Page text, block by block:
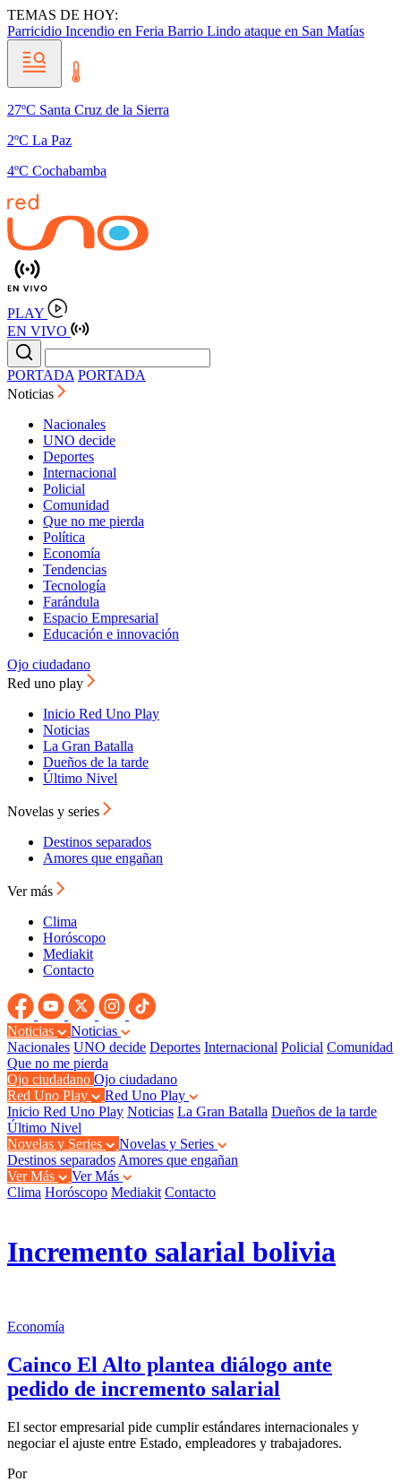
TEMAS DE HOY:
Parricidio Incendio en Feria Barrio Lindo ataque en San Matías
27ºC Santa Cruz de la Sierra
2ºC La Paz
4ºC Cochabamba
PLAY
EN VIVO
PORTADA PORTADA
Noticias
Nacionales
UNO decide
Deportes
Internacional
Policial
Comunidad
Que no me pierda
Política
Economía
Tendencias
Tecnología
Farándula
Espacio Empresarial
Educación e innovación
Ojo ciudadano
Red uno play
Inicio Red Uno Play
Noticias
La Gran Batalla
Dueños de la tarde
Último Nivel
Novelas y series
Destinos separados
Amores que engañan
Ver más
Clima
Horóscopo
Mediakit
Contacto
Noticias
Noticias
Nacionales UNO decide Deportes Internacional Policial Comunidad
Que no me pierda
Ojo ciudadano Ojo ciudadano
Red Uno Play
Red Uno Play
Inicio Red Uno Play Noticias La Gran Batalla Dueños de la tarde
Último Nivel
Novelas y Series
Novelas y Series
Destinos separados Amores que engañan
Ver Más
Ver Más
Clima Horóscopo Mediakit Contacto
Incremento salarial bolivia
Economía
Cainco El Alto plantea diálogo ante
pedido de incremento salarial
El sector empresarial pide cumplir estándares internacionales y
negociar el ajuste entre Estado, empleadores y trabajadores.
Por